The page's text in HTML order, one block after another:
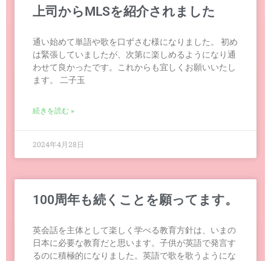
上司からMLSを紹介されました
通い始めて単語や歌を口ずさむ様になりました。 初め
は緊張していましたが、次第に楽しめるようになり通
わせて良かったです。これからも宜しくお願いいたし
ます。 二子玉
続きを読む »
2024年4月28日
100周年も続くことを願ってます。
英会話を主体として楽しく学べる教育方針は、いまの
日本に必要な教育だと思います。子供が英語で発言す
るのに積極的になりました。英語で歌を歌うようにな